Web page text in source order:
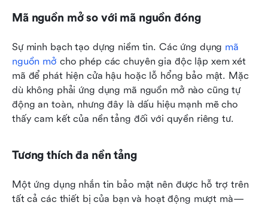
Mã nguồn mở so với mã nguồn đóng
Sự minh bạch tạo dựng niềm tin. Các ứng dụng mã
nguồn mở cho phép các chuyên gia độc lập xem xét
mã để phát hiện cửa hậu hoặc lỗ hổng bảo mật. Mặc
dù không phải ứng dụng mã nguồn mở nào cũng tự
động an toàn, nhưng đây là dấu hiệu mạnh mẽ cho
thấy cam kết của nền tảng đối với quyền riêng tư.
Tương thích đa nền tảng
Một ứng dụng nhắn tin bảo mật nên được hỗ trợ trên
tất cả các thiết bị của bạn và hoạt động mượt mà—